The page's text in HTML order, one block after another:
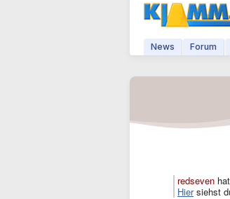
News Forum
redseven
Hiersiehst